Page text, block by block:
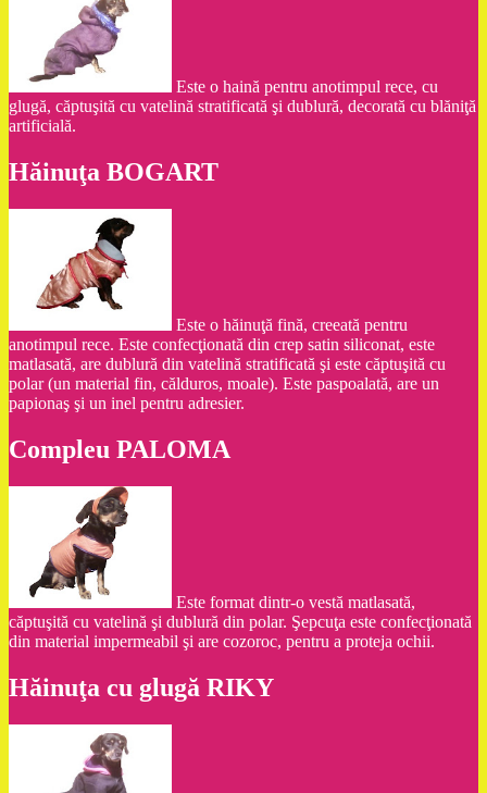
Este o haină pentru anotimpul rece, cu
glugă, căptuşită cu vatelină stratificată şi dublură, decorată cu blăniţă
artificială.
Hăinuţa BOGART
Este o hăinuţă fină, creeată pentru
anotimpul rece. Este confecţionată din crep satin siliconat, este
matlasată, are dublură din vatelină stratificată şi este căptuşită cu
polar (un material fin, călduros, moale). Este paspoalată, are un
papionaş şi un inel pentru adresier.
Compleu PALOMA
Este format dintr-o vestă matlasată,
căptuşită cu vatelină şi dublură din polar. Şepcuţa este confecţionată
din material impermeabil şi are cozoroc, pentru a proteja ochii.
Hăinuţa cu glugă RIKY